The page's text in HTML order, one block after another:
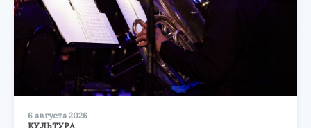
6 августа 2026
КУЛЬТУРА